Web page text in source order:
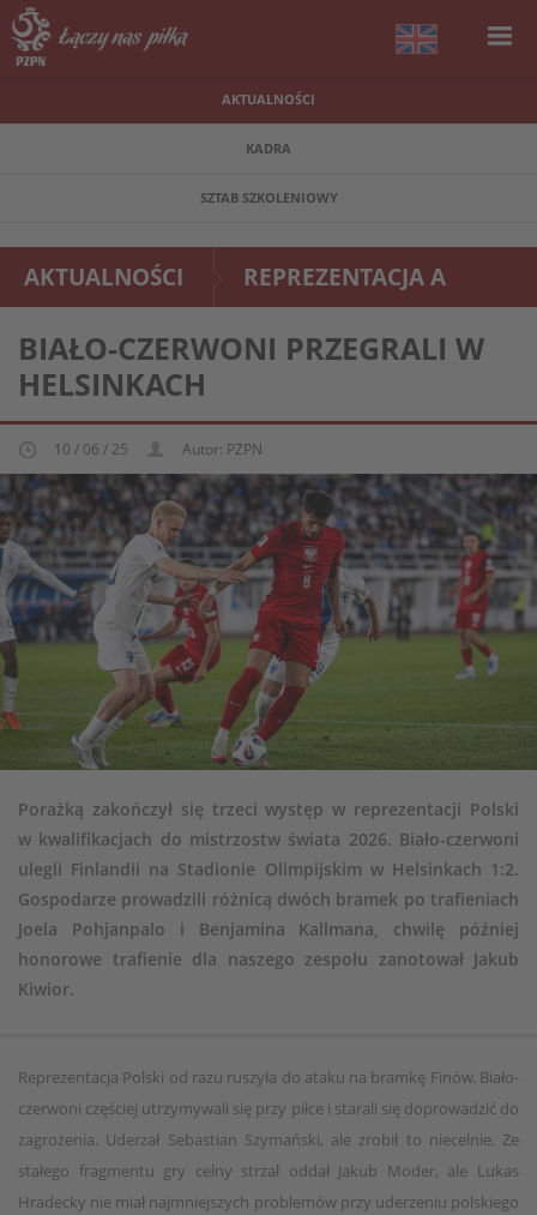
AKTUALNOŚCI
KADRA
SZTAB SZKOLENIOWY
AKTUALNOŚCI REPREZENTACJA A
BIAŁO-CZERWONI PRZEGRALI W
HELSINKACH
10 / 06 / 25 Autor: PZPN
Porażką zakończył się trzeci występ w reprezentacji Polski
w kwalifikacjach do mistrzostw świata 2026. Biało-czerwoni
ulegli Finlandii na Stadionie Olimpijskim w Helsinkach 1:2.
Gospodarze prowadzili różnicą dwóch bramek po trafieniach
Joela Pohjanpalo i Benjamina Kallmana, chwilę później
honorowe trafienie dla naszego zespołu zanotował Jakub
Kiwior.
Reprezentacja Polski od razu ruszyła do ataku na bramkę Finów. Biało-
czerwoni częściej utrzymywali się przy piłce i starali się doprowadzić do
zagrożenia. Uderzał Sebastian Szymański, ale zrobił to niecelnie. Ze
stałego fragmentu gry celny strzał oddał Jakub Moder, ale Lukas
Hradecky nie miał najmniejszych problemów przy uderzeniu polskiego